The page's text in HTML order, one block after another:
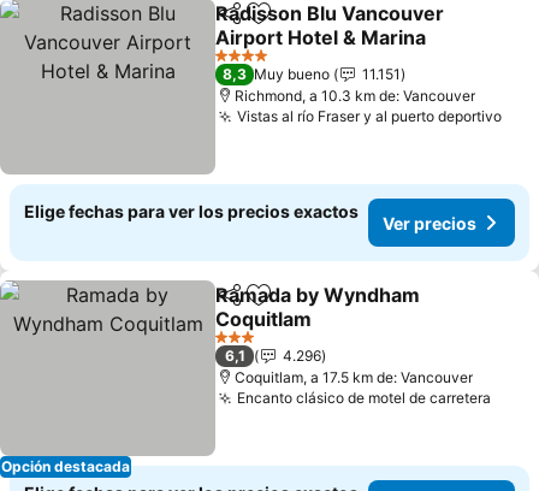
CompartirAgregar a favoritos
Radisson Blu Vancouver
Airport Hotel & Marina
Ver precios
4 Estrellas
8,3 Muy bueno
11.151
Richmond, a 10.3 km de: Vancouver
Vistas al río Fraser y al puerto deportivoVer
Elige fechas para ver los precios exactos
Ver precios
Opción destacada
CompartirAgregar a favoritos
Ramada by Wyndham
Coquitlam
Ver precios
3 Estrellas
6,1
4.296
Coquitlam, a 17.5 km de: Vancouver
Encanto clásico de motel de carretera